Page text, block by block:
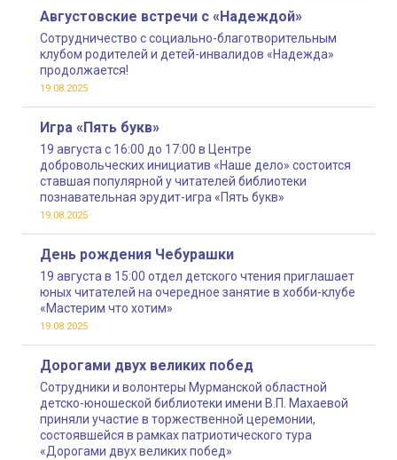
Августовские встречи с «Надеждой»
Сотрудничество с социально-благотворительным
клубом родителей и детей-инвалидов «Надежда»
продолжается!
19.08.2025
Игра «Пять букв»
19 августа с 16:00 до 17:00 в Центре
добровольческих инициатив «Наше дело» состоится
ставшая популярной у читателей библиотеки
познавательная эрудит-игра «Пять букв»
19.08.2025
День рождения Чебурашки
19 августа в 15:00 отдел детского чтения приглашает
юных читателей на очередное занятие в хобби-клубе
«Мастерим что хотим»
19.08.2025
Дорогами двух великих побед
Сотрудники и волонтеры Мурманской областной
детско-юношеской библиотеки имени В.П. Махаевой
приняли участие в торжественной церемонии,
состоявшейся в рамках патриотического тура
«Дорогами двух великих побед»